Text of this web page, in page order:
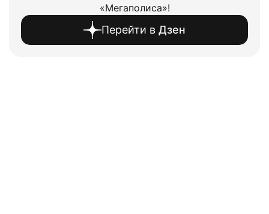
«Мегаполиса»!
Перейти в Дзен